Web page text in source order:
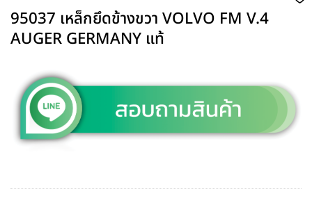
95037 เหล็กยึดข้างขวา VOLVO FM V.4
AUGER GERMANY แท้